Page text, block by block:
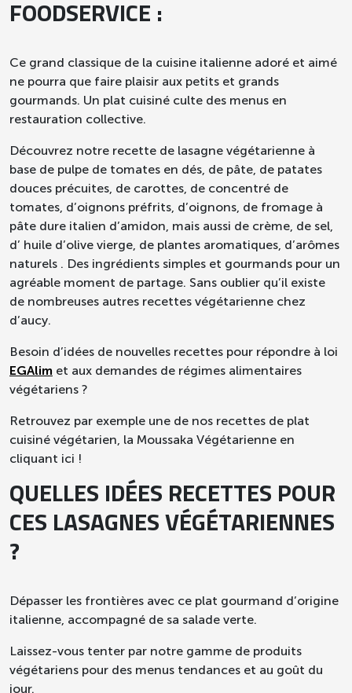
FOODSERVICE :
Ce grand classique de la cuisine italienne adoré et aimé
ne pourra que faire plaisir aux petits et grands
gourmands. Un plat cuisiné culte des menus en
restauration collective.
Découvrez notre recette de lasagne végétarienne à
base de pulpe de tomates en dés, de pâte, de patates
douces précuites, de carottes, de concentré de
tomates, d’oignons préfrits, d’oignons, de fromage à
pâte dure italien d’amidon, mais aussi de crème, de sel,
d’ huile d’olive vierge, de plantes aromatiques, d’arômes
naturels . Des ingrédients simples et gourmands pour un
agréable moment de partage. Sans oublier qu’il existe
de nombreuses autres recettes végétarienne chez
d’aucy.
Besoin d’idées de nouvelles recettes pour répondre à loi
EGAlim et aux demandes de régimes alimentaires
végétariens ?
Retrouvez par exemple une de nos recettes de plat
cuisiné végétarien, la Moussaka Végétarienne en
cliquant ici !
QUELLES IDÉES RECETTES POUR
CES LASAGNES VÉGÉTARIENNES
?
Dépasser les frontières avec ce plat gourmand d’origine
italienne, accompagné de sa salade verte.
Laissez-vous tenter par notre gamme de produits
végétariens pour des menus tendances et au goût du
jour.